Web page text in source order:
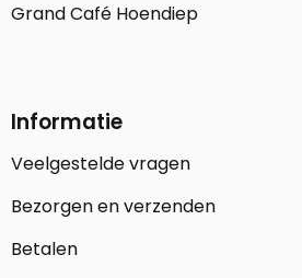
Grand Café Hoendiep
Informatie
Veelgestelde vragen
Bezorgen en verzenden
Betalen